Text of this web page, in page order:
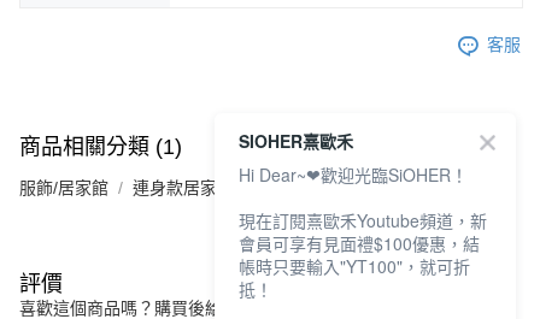
客服
商品相關分類 (1)
服飾/居家館 連身款居家裙
評價
喜歡這個商品嗎？購買後給他一個好評吧
SIOHER熹歐禾
Hi Dear~❤歡迎光臨SiOHER！
現在訂閱熹歐禾Youtube頻道，新
會員可享有見面禮$100優惠，結
帳時只要輸入"YT100"，就可折
抵！